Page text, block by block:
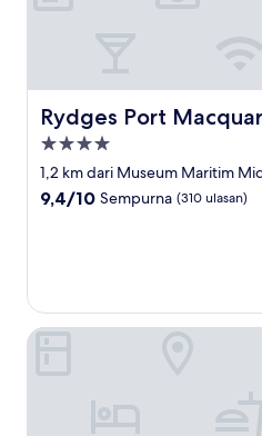
Rydges Port
Rydges Port Macquarie
Properti
bintang
4.0
1,2 km dari Museum Maritim
9.4
9,4/10 Sempurna (310 ulasan)
Town Beach Beachcomber